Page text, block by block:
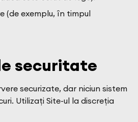
(de exemplu, în timpul
securitate
securizate, dar niciun sistem
Utilizați Site-ul la discreția